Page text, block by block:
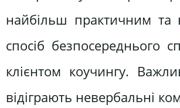
найбільш практичним
спосіб безпосереднього
клієнтом коучингу.
відіграють невербальні